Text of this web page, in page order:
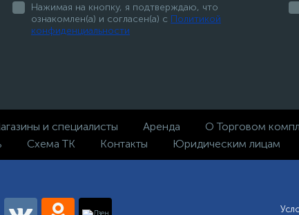
Нажимая на кнопку, я подтверждаю, что
ознакомлен(а) и согласен(а) с Политикой
конфиденциальности
и специалисты Аренда О Торговом
Схема ТК Контакты Юридическим лицам